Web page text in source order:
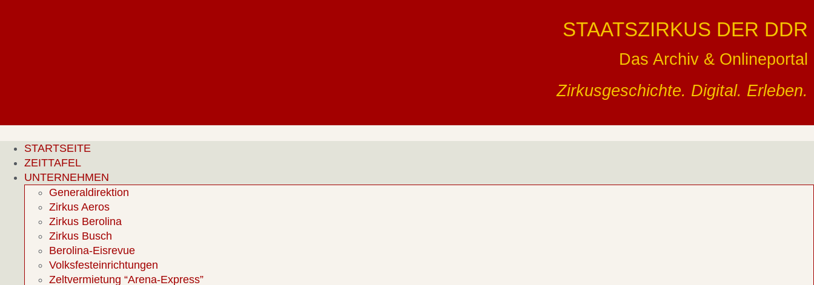
STAATSZIRKUS DER DDR
Das Archiv & Onlineportal
Zirkusgeschichte. Digital. Erleben.
STARTSEITE
ZEITTAFEL
UNTERNEHMEN
Generaldirektion
Zirkus Aeros
Zirkus Berolina
Zirkus Busch
Berolina-Eisrevue
Volksfesteinrichtungen
Zeltvermietung “Arena-Express”